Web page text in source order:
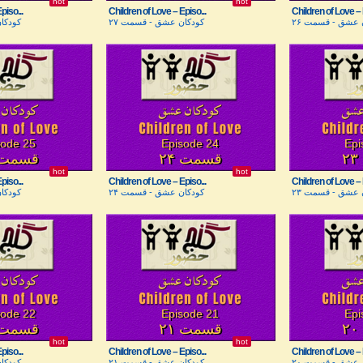
Children of Love – Episo...
کودکان عشق - قسمت ۲۷
Children of Love –
عشق - قسمت ۲۶
25
قسمت
hot
Episode 24
قسمت ۲۴
hot
Children of Love – Episo...
کودکان عشق - قسمت ۲۴
Children of Love –
عشق - قسمت ۲۳
22
قسمت
hot
Episode 21
قسمت ۲۱
hot
Children of Love – Episo... Children of Love –